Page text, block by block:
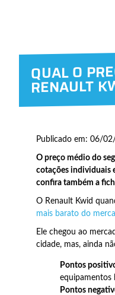
QUAL O
RENAULT
Publicado em: 06/
O preço médio do
cotações individuais
confira também a
O Renault Kwid
mais barato do
Ele chegou ao
cidade, mas, ainda
Pontos
equipamentos
Pontos